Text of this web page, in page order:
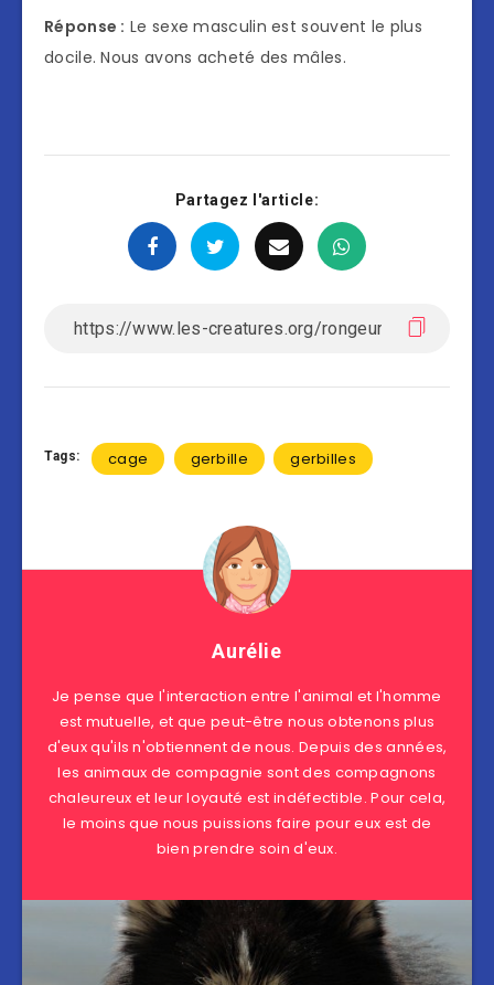
Réponse : Le sexe masculin est souvent le plus
docile. Nous avons acheté des mâles.
Partagez l'article:
Tags: cage gerbille gerbilles
Aurélie
Je pense que l'interaction entre l'animal et l'homme
est mutuelle, et que peut-être nous obtenons plus
d'eux qu'ils n'obtiennent de nous. Depuis des années,
les animaux de compagnie sont des compagnons
chaleureux et leur loyauté est indéfectible. Pour cela,
le moins que nous puissions faire pour eux est de
bien prendre soin d'eux.